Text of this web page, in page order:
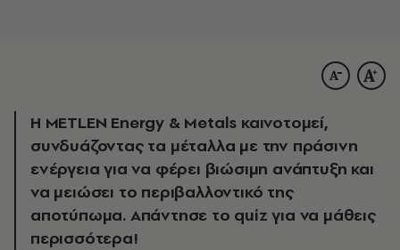
Η METLEN Energy & Metals καινοτομεί,
συνδυάζοντας τα μέταλλα με την πράσινη
ενέργεια για να φέρει βιώσιμη ανάπτυξη και
να μειώσει το περιβαλλοντικό της
αποτύπωμα. Απάντησε το quiz για να μάθεις
περισσότερα!